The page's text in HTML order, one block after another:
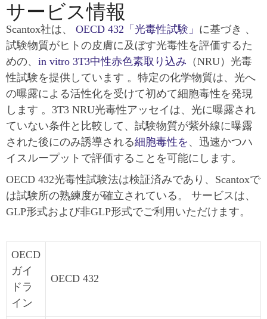
サービス情報
Scantox社は、 OECD 432「光毒性試験」 に基づき 、
試験物質がヒトの皮膚に及ぼす光毒性を評価するた
めの、 in vitro 3T3中性赤色素取り込み （NRU）光毒
性試験を提供しています 。特定の化学物質は、光へ
の曝露による活性化を受けて初めて細胞毒性を発現
します 。3T3 NRU光毒性アッセイは、光に曝露され
ていない条件と比較して、試験物質が紫外線に曝露
された後にのみ誘導される細胞毒性を 、迅速かつハ
イスループットで評価することを可能にします。
OECD 432光毒性試験法は検証済みであり、Scantoxで
は試験所の熟練度が確立されている。 サービスは、
GLP形式および非GLP形式でご利用いただけます。
OECD
ガイ
ドラ
イン
OECD 432